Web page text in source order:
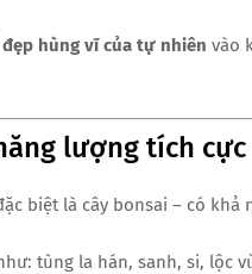
hùng vĩ của tự nhiên vào
lượng tích cực
biệt là cây bonsai – có khả
tùng la hán, sanh, si, lộc